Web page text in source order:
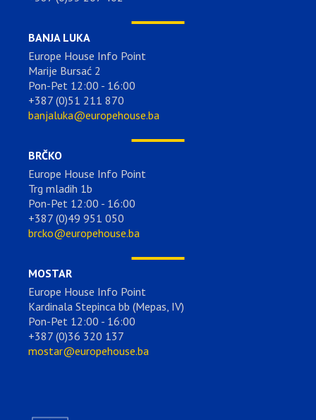
BANJA LUKA
Europe House Info Point
Marije Bursać 2
Pon-Pet 12:00 - 16:00
+387 (0)51 211 870
banjaluka@europehouse.ba
BRČKO
Europe House Info Point
Trg mladih 1b
Pon-Pet 12:00 - 16:00
+387 (0)49 951 050
brcko@europehouse.ba
MOSTAR
Europe House Info Point
Kardinala Stepinca bb (Mepas, IV)
Pon-Pet 12:00 - 16:00
+387 (0)36 320 137
mostar@europehouse.ba